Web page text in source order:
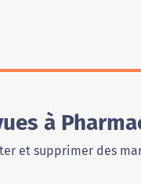
à
et supprimer des